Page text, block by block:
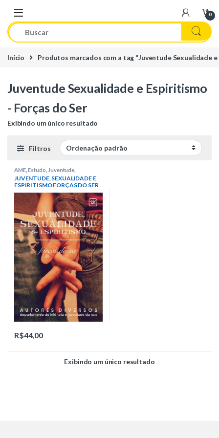
0
Início Produtos marcados com a tag “Juventude Sexualidade
Juventude Sexualidade e Espiritismo
- Forças do Ser
Exibindo um único resultado
Filtros
AME,Estudo Juventude,
Sexualidade,Autores Diversos
JUVENTUDE, SEXUALIDADE E
ESPIRITISMO FORÇAS DO SER
– VOL. 1
R$44,00
Exibindo um único resultado